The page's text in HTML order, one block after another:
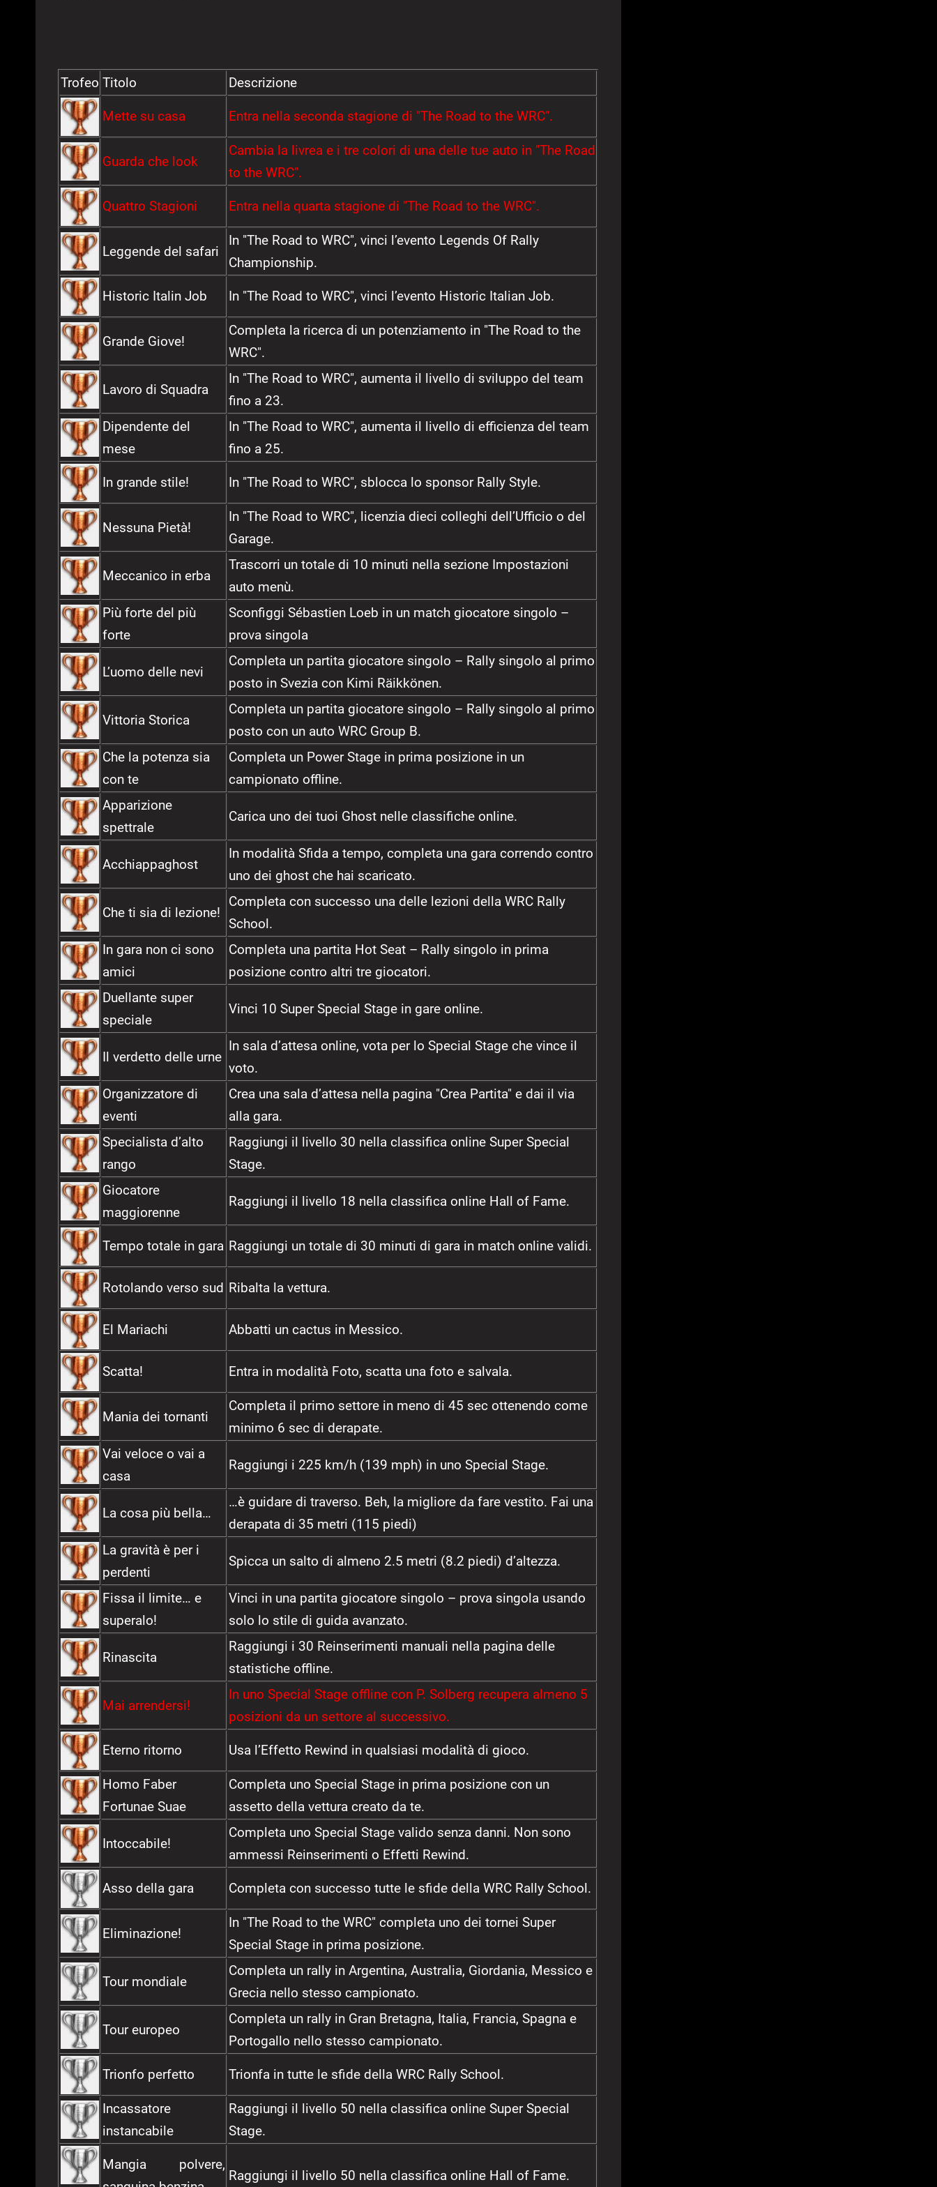
Trofeo Titolo Descrizione
Mette su casa Entra nella seconda stagione di "The Road to the WRC".
Guarda che look
Cambia la livrea e i tre colori di una delle tue auto in "The Road
to the WRC".
Quattro Stagioni Entra nella quarta stagione di "The Road to the WRC".
Leggende del safari
In "The Road to WRC", vinci l’evento Legends Of Rally
Championship.
Historic Italin Job In "The Road to WRC", vinci l’evento Historic Italian Job.
Grande Giove!
Completa la ricerca di un potenziamento in "The Road to the
WRC".
Lavoro di Squadra
In "The Road to WRC", aumenta il livello di sviluppo del team
fino a 23.
Dipendente del
mese
In "The Road to WRC", aumenta il livello di efficienza del team
fino a 25.
In grande stile! In "The Road to WRC", sblocca lo sponsor Rally Style.
Nessuna Pietà!
In "The Road to WRC", licenzia dieci colleghi dell’Ufficio o del
Garage.
Meccanico in erba
Trascorri un totale di 10 minuti nella sezione Impostazioni
auto menù.
Più forte del più
forte
Sconfiggi Sébastien Loeb in un match giocatore singolo –
prova singola
L’uomo delle nevi
Completa un partita giocatore singolo – Rally singolo al primo
posto in Svezia con Kimi Räikkönen.
Vittoria Storica
Completa un partita giocatore singolo – Rally singolo al primo
posto con un auto WRC Group B.
Che la potenza sia
con te
Completa un Power Stage in prima posizione in un
campionato offline.
Apparizione
spettrale
Carica uno dei tuoi Ghost nelle classifiche online.
Acchiappaghost
In modalità Sfida a tempo, completa una gara correndo contro
uno dei ghost che hai scaricato.
Che ti sia di lezione!
Completa con successo una delle lezioni della WRC Rally
School.
In gara non ci sono
amici
Completa una partita Hot Seat – Rally singolo in prima
posizione contro altri tre giocatori.
Duellante super
speciale
Vinci 10 Super Special Stage in gare online.
Il verdetto delle urne
In sala d’attesa online, vota per lo Special Stage che vince il
voto.
Organizzatore di
eventi
Crea una sala d’attesa nella pagina "Crea Partita" e dai il via
alla gara.
Specialista d’alto
rango
Raggiungi il livello 30 nella classifica online Super Special
Stage.
Giocatore
maggiorenne
Raggiungi il livello 18 nella classifica online Hall of Fame.
Tempo totale in gara Raggiungi un totale di 30 minuti di gara in match online validi.
Rotolando verso sud Ribalta la vettura.
El Mariachi Abbatti un cactus in Messico.
Scatta! Entra in modalità Foto, scatta una foto e salvala.
Mania dei tornanti
Completa il primo settore in meno di 45 sec ottenendo come
minimo 6 sec di derapate.
Vai veloce o vai a
casa
Raggiungi i 225 km/h (139 mph) in uno Special Stage.
La cosa più bella…
…è guidare di traverso. Beh, la migliore da fare vestito. Fai una
derapata di 35 metri (115 piedi)
La gravità è per i
perdenti
Spicca un salto di almeno 2.5 metri (8.2 piedi) d’altezza.
Fissa il limite… e
superalo!
Vinci in una partita giocatore singolo – prova singola usando
solo lo stile di guida avanzato.
Rinascita
Raggiungi i 30 Reinserimenti manuali nella pagina delle
statistiche offline.
Mai arrendersi!
In uno Special Stage offline con P. Solberg recupera almeno 5
posizioni da un settore al successivo.
Eterno ritorno Usa l’Effetto Rewind in qualsiasi modalità di gioco.
Homo Faber
Fortunae Suae
Completa uno Special Stage in prima posizione con un
assetto della vettura creato da te.
Intoccabile!
Completa uno Special Stage valido senza danni. Non sono
ammessi Reinserimenti o Effetti Rewind.
Asso della gara Completa con successo tutte le sfide della WRC Rally School.
Eliminazione!
In "The Road to the WRC" completa uno dei tornei Super
Special Stage in prima posizione.
Tour mondiale
Completa un rally in Argentina, Australia, Giordania, Messico e
Grecia nello stesso campionato.
Tour europeo
Completa un rally in Gran Bretagna, Italia, Francia, Spagna e
Portogallo nello stesso campionato.
Trionfo perfetto Trionfa in tutte le sfide della WRC Rally School.
Incassatore
instancabile
Raggiungi il livello 50 nella classifica online Super Special
Stage.
Mangia polvere,
Raggiungi il livello 50 nella classifica online Hall of Fame.